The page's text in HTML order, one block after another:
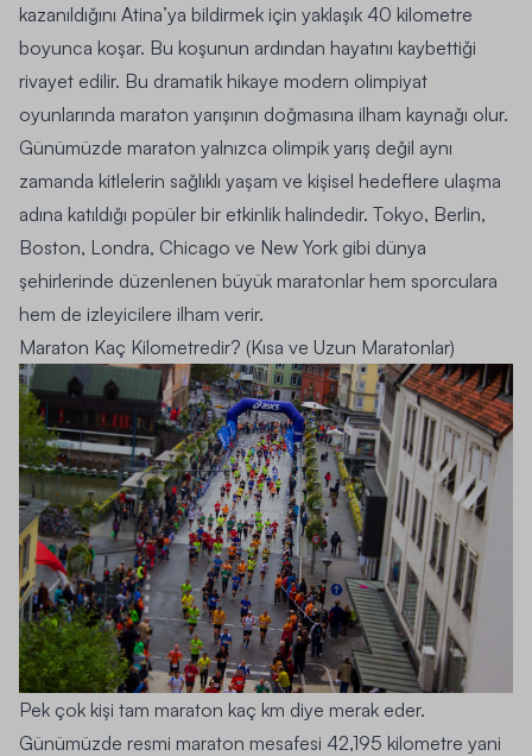
kazanıldığını Atina’ya bildirmek için yaklaşık 40 kilometre
boyunca koşar. Bu koşunun ardından hayatını kaybettiği
rivayet edilir. Bu dramatik hikaye modern olimpiyat
oyunlarında maraton yarışının doğmasına ilham kaynağı olur.
Günümüzde maraton yalnızca olimpik yarış değil aynı
zamanda kitlelerin sağlıklı yaşam ve kişisel hedeflere ulaşma
adına katıldığı popüler bir etkinlik halindedir. Tokyo, Berlin,
Boston, Londra, Chicago ve New York gibi dünya
şehirlerinde düzenlenen büyük maratonlar hem sporculara
hem de izleyicilere ilham verir.
Maraton Kaç Kilometredir? (Kısa ve Uzun Maratonlar)
Pek çok kişi tam maraton kaç km diye merak eder.
Günümüzde resmi maraton mesafesi 42,195 kilometre yani